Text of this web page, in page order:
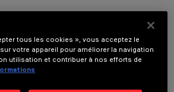
des accessoires requis pour installer et utiliser correctement
tous les cookies », vous acceptez le
votre appareil pour améliorer la navigation
utilisation et contribuer à nos efforts de